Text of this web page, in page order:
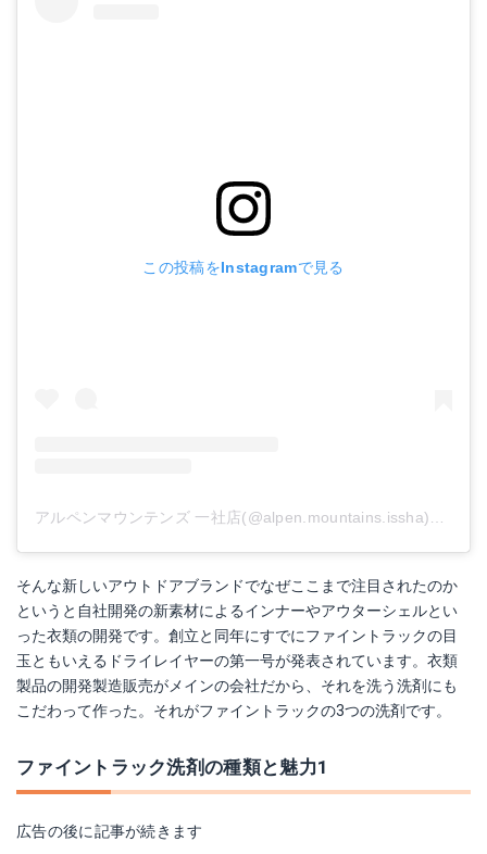
この投稿をInstagramで見る
アルペンマウンテンズ 一社店(@alpen.mountains.issha)がシェアした投稿
そんな新しいアウトドアブランドでなぜここまで注目されたのか
というと自社開発の新素材によるインナーやアウターシェルとい
った衣類の開発です。創立と同年にすでにファイントラックの目
玉ともいえるドライレイヤーの第一号が発表されています。衣類
製品の開発製造販売がメインの会社だから、それを洗う洗剤にも
こだわって作った。それがファイントラックの3つの洗剤です。
ファイントラック洗剤の種類と魅力1
広告の後に記事が続きます